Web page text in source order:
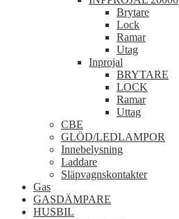
Brytare
Lock
Ramar
Utag
Inprojal
BRYTARE
LOCK
Ramar
Uttag
CBE
GLÖD/LEDLAMPOR
Innebelysning
Laddare
Släpvagnskontakter
Gas
GASDÄMPARE
HUSBIL